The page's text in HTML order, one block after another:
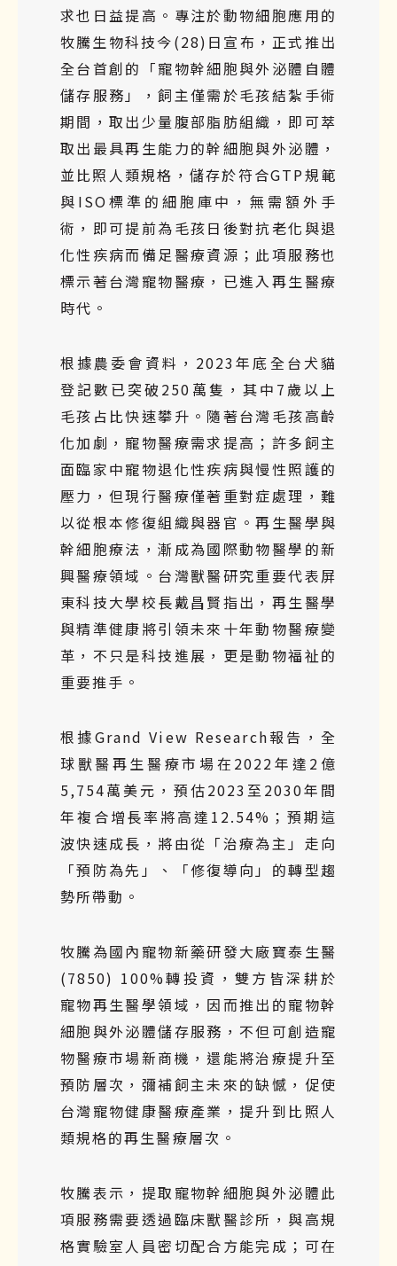
求也日益提高。專注於動物細胞應用的
牧騰生物科技今(28)日宣布，正式推出
全台首創的「寵物幹細胞與外泌體自體
儲存服務」，飼主僅需於毛孩結紮手術
期間，取出少量腹部脂肪組織，即可萃
取出最具再生能力的幹細胞與外泌體，
並比照人類規格，儲存於符合GTP規範
與ISO標準的細胞庫中，無需額外手
術，即可提前為毛孩日後對抗老化與退
化性疾病而備足醫療資源；此項服務也
標示著台灣寵物醫療，已進入再生醫療
時代。
根據農委會資料，2023年底全台犬貓
登記數已突破250萬隻，其中7歲以上
毛孩占比快速攀升。隨著台灣毛孩高齡
化加劇，寵物醫療需求提高；許多飼主
面臨家中寵物退化性疾病與慢性照護的
壓力，但現行醫療僅著重對症處理，難
以從根本修復組織與器官。再生醫學與
幹細胞療法，漸成為國際動物醫學的新
興醫療領域。台灣獸醫研究重要代表屏
東科技大學校長戴昌賢指出，再生醫學
與精準健康將引領未來十年動物醫療變
革，不只是科技進展，更是動物福祉的
重要推手。
根據Grand View Research報告，全
球獸醫再生醫療市場在2022年達2億
5,754萬美元，預估2023至2030年間
年複合增長率將高達12.54%；預期這
波快速成長，將由從「治療為主」走向
「預防為先」、「修復導向」的轉型趨
勢所帶動。
牧騰為國內寵物新藥研發大廠寶泰生醫
(7850) 100%轉投資，雙方皆深耕於
寵物再生醫學領域，因而推出的寵物幹
細胞與外泌體儲存服務，不但可創造寵
物醫療市場新商機，還能將治療提升至
預防層次，彌補飼主未來的缺憾，促使
台灣寵物健康醫療產業，提升到比照人
類規格的再生醫療層次。
牧騰表示，提取寵物幹細胞與外泌體此
項服務需要透過臨床獸醫診所，與高規
格實驗室人員密切配合方能完成；可在